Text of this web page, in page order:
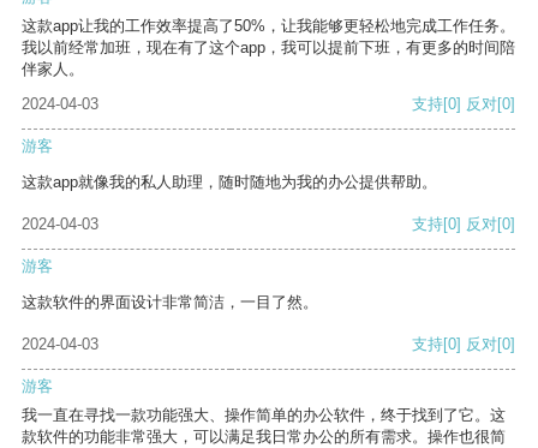
这款app让我的工作效率提高了50%，让我能够更轻松地完成工作任务。
我以前经常加班，现在有了这个app，我可以提前下班，有更多的时间陪
伴家人。
2024-04-03
支持[0] 反对[0]
游客
这款app就像我的私人助理，随时随地为我的办公提供帮助。
2024-04-03 支持[0] 反对[0]
游客
这款软件的界面设计非常简洁，一目了然。
2024-04-03 支持[0] 反对[0]
游客
我一直在寻找一款功能强大、操作简单的办公软件，终于找到了它。这
款软件的功能非常强大，可以满足我日常办公的所有需求。操作也很简